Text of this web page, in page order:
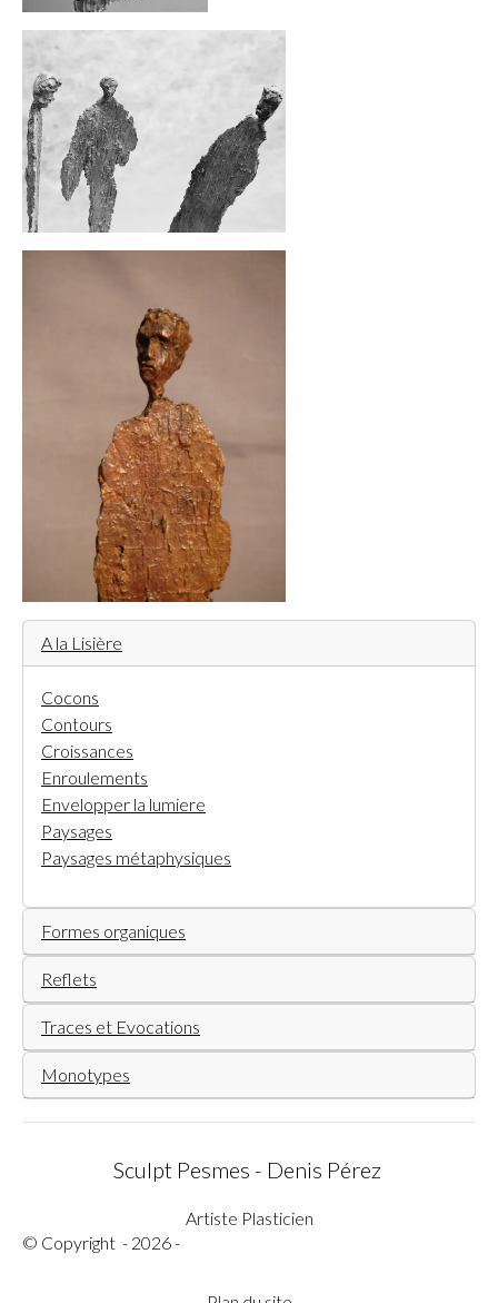
A la Lisière
Cocons
Contours
Croissances
Enroulements
Envelopper la lumiere
Paysages
Paysages métaphysiques
Formes organiques
Reflets
Traces et Evocations
Monotypes
Sculpt Pesmes - Denis Pérez
Artiste Plasticien
© Copyright - 2026 -